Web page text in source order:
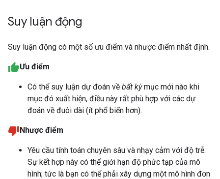
Suy luận động
Suy luận động có một số ưu điểm và nhược điểm nhất định.
Ưu điểm
Có thể suy luận dự đoán về bất kỳmục mới nào khi
mục đó xuất hiện, điều này rất phù hợp với các dự
đoán về đuôi dài (ít phổ biến hơn).
Nhược điểm
Yêu cầu tính toán chuyên sâu và nhạy cảm với độ trễ.
Sự kết hợp này có thể giới hạn độ phức tạp của mô
hình; tức là bạn có thể phải xây dựng một mô hình đơn